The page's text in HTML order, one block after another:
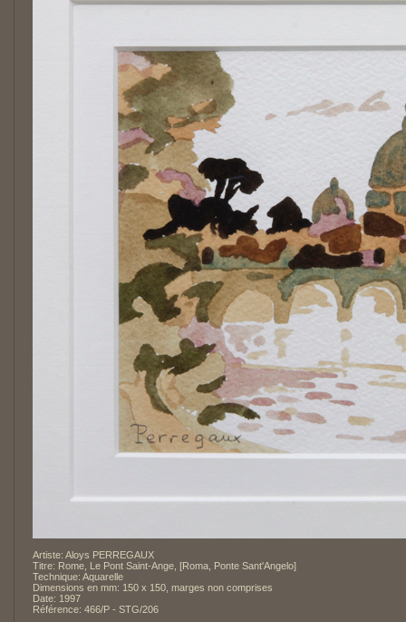
Artiste: Aloys PERREGAUX
Titre: Rome, Le Pont Saint-Ange, [Roma, Ponte Sant'Angelo]
Technique: Aquarelle
Dimensions en mm: 150 x 150, marges non comprises
Date: 1997
Référence: 466/P - STG/206